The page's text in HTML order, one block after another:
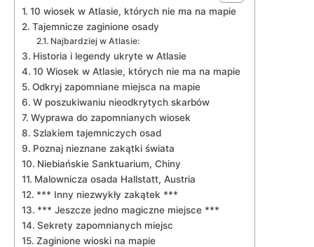
10 wiosek w Atlasie, których nie ma na mapie
Tajemnicze zaginione osady
Najbardziej w Atlasie:
Historia i legendy ukryte w Atlasie
10 Wiosek w Atlasie, których nie ma na mapie
Odkryj zapomniane miejsca​ na mapie
W poszukiwaniu nieodkrytych skarbów
Wyprawa do zapomnianych wiosek
Szlakiem tajemniczych osad
Poznaj nieznane zakątki ‍świata
Niebiańskie Sanktuarium, Chiny
Malownicza osada Hallstatt, Austria
***‍ Inny niezwykły zakątek ***
*** Jeszcze jedno magiczne miejsce ⁢***
Sekrety zapomnianych miejsc
Zaginione wioski na mapie